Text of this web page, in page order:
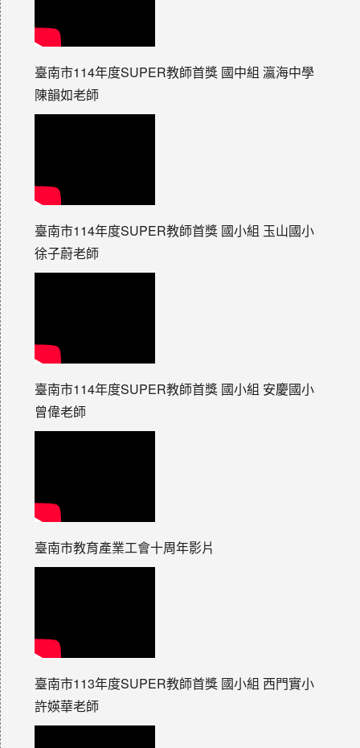
臺南市114年度SUPER教師首獎 國中組 瀛海中學
陳韻如老師
臺南市114年度SUPER教師首獎 國小組 玉山國小
徐子蔚老師
臺南市114年度SUPER教師首獎 國小組 安慶國小
曾偉老師
臺南市教育產業工會十周年影片
臺南市113年度SUPER教師首獎 國小組 西門實小
許媖華老師